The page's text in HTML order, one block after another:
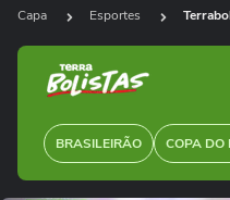
Capa Esportes
BRASILEIRÃO COPA DO